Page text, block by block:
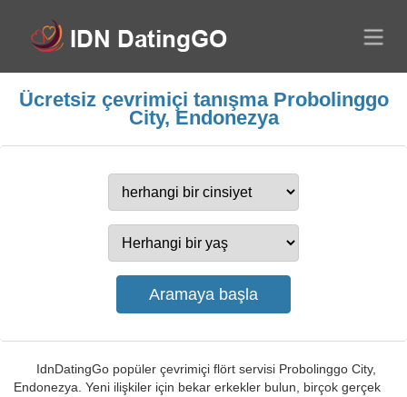
Ücretsiz çevrimiçi tanışma Probolinggo
City, Endonezya
IdnDatingGo popüler çevrimiçi flört servisi Probolinggo City,
Endonezya. Yeni ilişkiler için bekar erkekler bulun, birçok gerçek